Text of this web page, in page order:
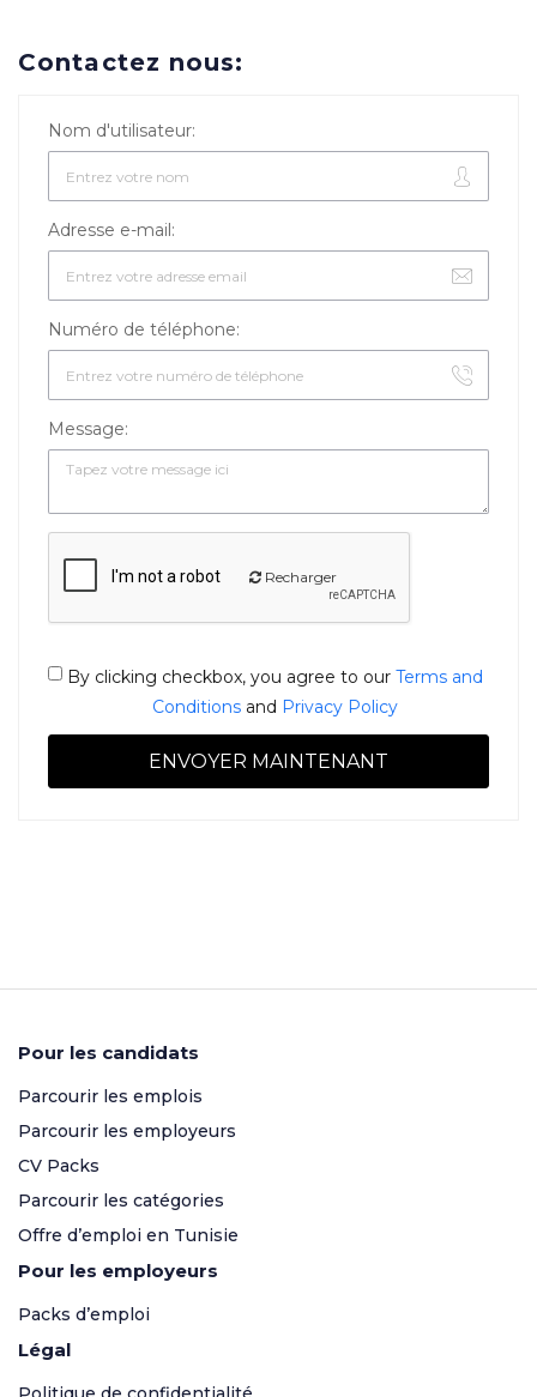
Contactez nous:
Nom d'utilisateur:
Adresse e-mail:
Numéro de téléphone:
Message:
Recharger
By clicking checkbox, you agree to ourTerms and
Conditions and Privacy Policy
Pour les candidats
Parcourir les emplois
Parcourir les employeurs
CV Packs
Parcourir les catégories
Offre d’emploi en Tunisie
Pour les employeurs
Packs d’emploi
Légal